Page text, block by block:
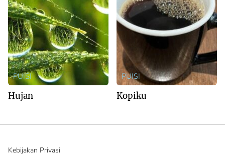
PUISI
Hujan
PUISI
Kopiku
Kebijakan Privasi